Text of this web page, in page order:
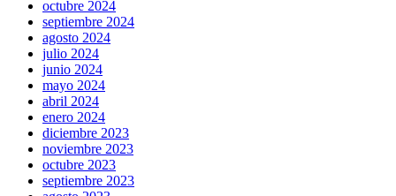
octubre 2024
septiembre 2024
agosto 2024
julio 2024
junio 2024
mayo 2024
abril 2024
enero 2024
diciembre 2023
noviembre 2023
octubre 2023
septiembre 2023